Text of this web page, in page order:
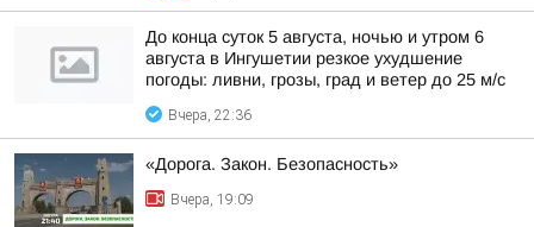
До конца суток 5 августа, ночью и утром 6
августа в Ингушетии резкое ухудшение
погоды: ливни, грозы, град и ветер до 25 м/с
Вчера, 22:36
«Дорога. Закон. Безопасность»
Вчера, 19:09